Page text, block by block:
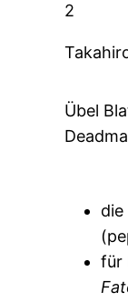
2
Übel
die
für